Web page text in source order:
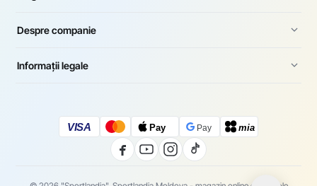
Despre companie
Informații legale
VISA Pay Pay mia